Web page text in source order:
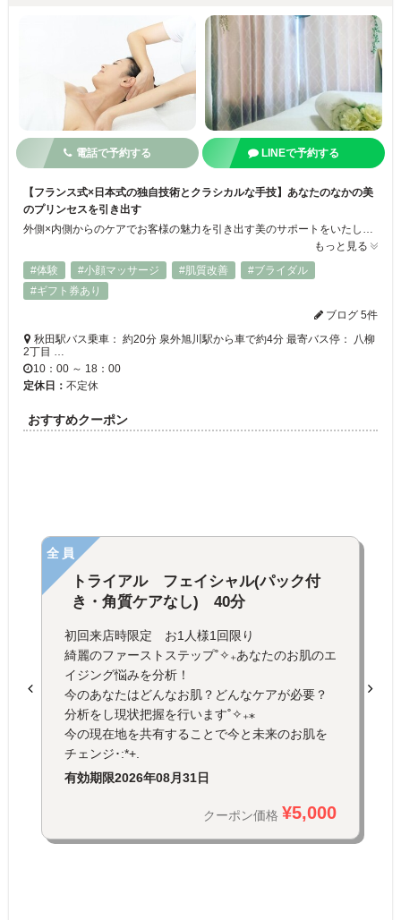
電話で予約する LINEで予約する
【フランス式×日本式の独自技術とクラシカルな手技】あなたのなかの美
のプリンセスを引き出す
外側×内側からのケアでお客様の魅力を引き出す美のサポートをいたします♪ お肌・体・こころを巡らせ、楽しく綺麗に年齢を重ねたい方へ✳︎ ▶︎綺麗のファーストstepはトライアルエステからがおすすめ✴︎ ▶︎ファーストstep後は今のあなたに合ったメンテナンスへ。本メニューからスタートも◎ご自宅で出来るケアも年齢や環境に合わせて御提案˚✧₊⁎今と未来どちらも綺麗で笑顔のあなたに会えるサロンです･:*+.
もっと見る
#体験
#小顔マッサージ #肌質改善
#ブライダル
#ギフト券あり
ブログ 5件
秋田駅バス乗車： 約20分 泉外旭川駅から車で約4分 最寄バス停： 八柳
2丁目 …
10：00 ～ 18：00
定休日： 不定休
おすすめクーポン
全員
トライアル フェイシャル(パック付
き・角質ケアなし) 40分
初回来店時限定 お1人様1回限り
綺麗のファーストステップ˚✧₊あなたのお肌のエ
イジング悩みを分析！
今のあなたはどんなお肌？どんなケアが必要？
分析をし現状把握を行います˚✧₊⁎
今の現在地を共有することで今と未来のお肌を
チェンジ･:*+.
有効期限2026年08月31日
クーポン価格 ¥5,000